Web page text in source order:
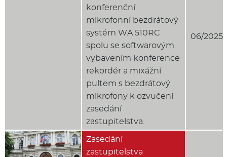
06/2025
konferenční
mikrofonní bezdrátový
systém WA 510RC
spolu se softwarovým
vybavením konference
rekordér a mixážní
pultem s bezdrátový
mikrofony k ozvučení
zasedání
zastupitelstva.
Zasedání
zastupitelstva